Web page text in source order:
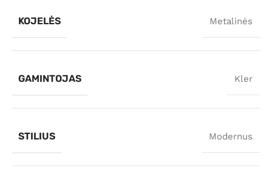
KOJELĖS Metalinės
GAMINTOJAS Kler
STILIUS Modernus